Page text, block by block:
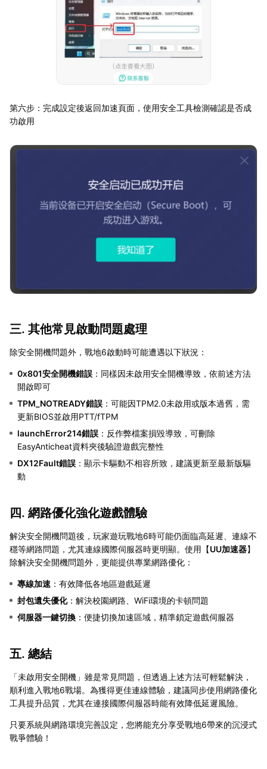
第六步：完成設定後返回加速頁面，使用安全工具檢測確認是否成
功啟用
三. 其他常見啟動問題處理
除安全開機問題外，戰地6啟動時可能遭遇以下狀況：
0x801安全開機錯誤 ：同樣因未啟用安全開機導致，依前述方法
開啟即可
TPM_NOTREADY錯誤 ：可能因TPM2.0未啟用或版本過舊，需
更新BIOS並啟用PTT/fTPM
launchError214錯誤 ：反作弊檔案損毀導致，可刪除
EasyAnticheat資料夾後驗證遊戲完整性
DX12Fault錯誤 ：顯示卡驅動不相容所致，建議更新至最新版驅
動
四. 網路優化強化遊戲體驗
解決安全開機問題後，玩家遊玩戰地6時可能仍面臨高延遲、連線不
穩等網路問題，尤其連線國際伺服器時更明顯。使用【UU加速器】
除解決安全開機問題外，更能提供專業網路優化：
專線加速 ：有效降低各地區遊戲延遲
封包遺失優化：解決校園網路、WiFi環境的卡頓問題
伺服器一鍵切換 ：便捷切換加速區域，精準鎖定遊戲伺服器
五. 總結
「未啟用安全開機」雖是常見問題，但透過上述方法可輕鬆解決，
順利進入戰地6戰場。為獲得更佳連線體驗，建議同步使用網路優化
工具提升品質，尤其在連接國際伺服器時能有效降低延遲風險。
只要系統與網路環境完善設定，您將能充分享受戰地6帶來的沉浸式
戰爭體驗！